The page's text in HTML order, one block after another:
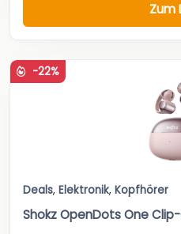
Zum
-22%
Deals, Elektronik, Kopfhörer
Shokz OpenDots One